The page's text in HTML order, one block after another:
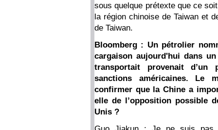
sous quelque prétexte que ce
la région chinoise de Taiwan et
de Taiwan.
Bloomberg : Un pétrolier
cargaison aujourd'hui dans
transportait provenait
sanctions américaines. Le
confirmer que la Chine a
elle de l’opposition possible
Unis ?